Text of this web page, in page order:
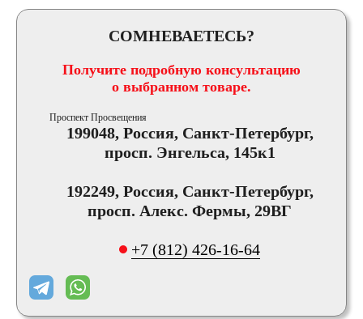
СОМНЕВАЕТЕСЬ?
Получите подробную консультацию
о выбранном товаре.
Проспект Просвещения
199048, Россия, Санкт-Петербург,
просп. Энгельса, 145к1
192249, Россия, Санкт-Петербург,
просп. Алекс. Фермы, 29ВГ
+7 (812) 426-16-64